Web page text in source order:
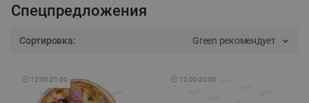
Спецпредложения
Сортировка: Green рекомендует
🕘 12:00-21:00 🕘 12:00-20:00